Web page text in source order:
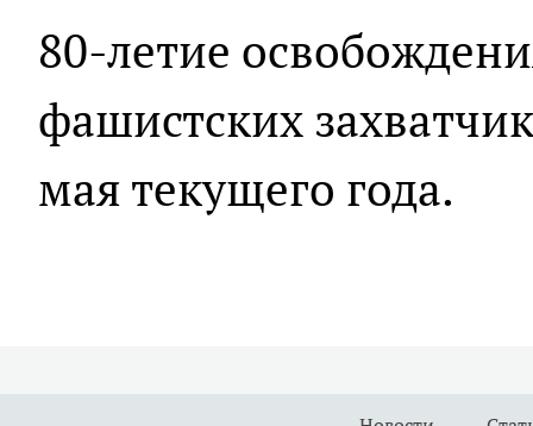
80-летие
фашистских
мая текущего года.